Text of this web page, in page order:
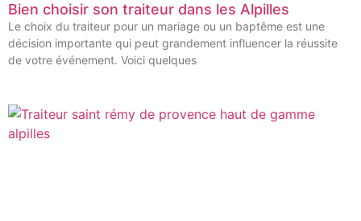
Bien choisir son traiteur dans les Alpilles
Le choix du traiteur pour un mariage ou un baptême est une
décision importante qui peut grandement influencer la réussite
de votre événement. Voici quelques